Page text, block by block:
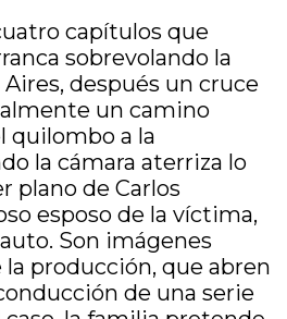
capítulos que
sobrevolando la
después un cruce
un camino
quilombo a la
la cámara aterriza lo
plano de Carlos
esposo de la víctima,
Son imágenes
la producción, que abren
de una serie